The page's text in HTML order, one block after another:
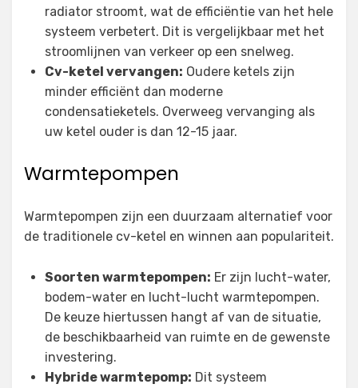
radiator stroomt, wat de efficiëntie van het hele
systeem verbetert. Dit is vergelijkbaar met het
stroomlijnen van verkeer op een snelweg.
Cv-ketel vervangen: Oudere ketels zijn
minder efficiënt dan moderne
condensatieketels. Overweeg vervanging als
uw ketel ouder is dan 12-15 jaar.
Warmtepompen
Warmtepompen zijn een duurzaam alternatief voor
de traditionele cv-ketel en winnen aan populariteit.
Soorten warmtepompen: Er zijn lucht-water,
bodem-water en lucht-lucht warmtepompen.
De keuze hiertussen hangt af van de situatie,
de beschikbaarheid van ruimte en de gewenste
investering.
Hybride warmtepomp: Dit systeem